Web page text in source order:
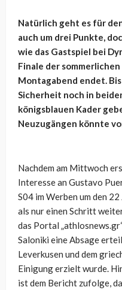
Natürlich geht es für
auch um drei Punkte,
wie das Gastspiel bei
Finale der
Montagabend endet.
Sicherheit noch in
königsblauen Kader
Neuzugängen könnte
Nachdem am Mittwoch
Interesse an Gustavo
S04 im Werben um den
als nur einen Schritt
das Portal
Saloniki eine Absage
Leverkusen und dem
Einigung erzielt wurde.
ist dem Bericht zufolge,